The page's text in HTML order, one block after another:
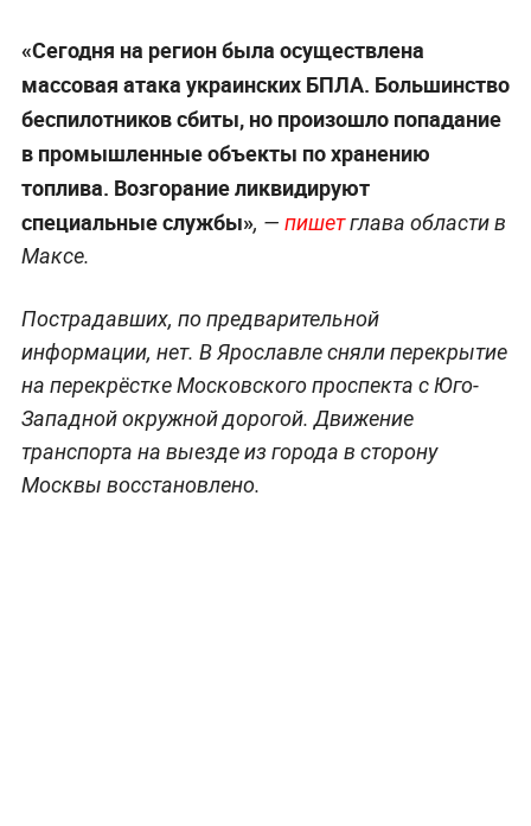
«Сегодня на регион была осуществлена
массовая атака украинских БПЛА. Большинство
беспилотников сбиты, но произошло попадание
в промышленные объекты по хранению
топлива. Возгорание ликвидируют
специальные службы», — пишетглава области в
Максе.
Пострадавших, по предварительной
информации, нет. В Ярославле сняли перекрытие
на перекрёстке Московского проспекта с Юго-
Западной окружной дорогой. Движение
транспорта на выезде из города в сторону
Москвы восстановлено.